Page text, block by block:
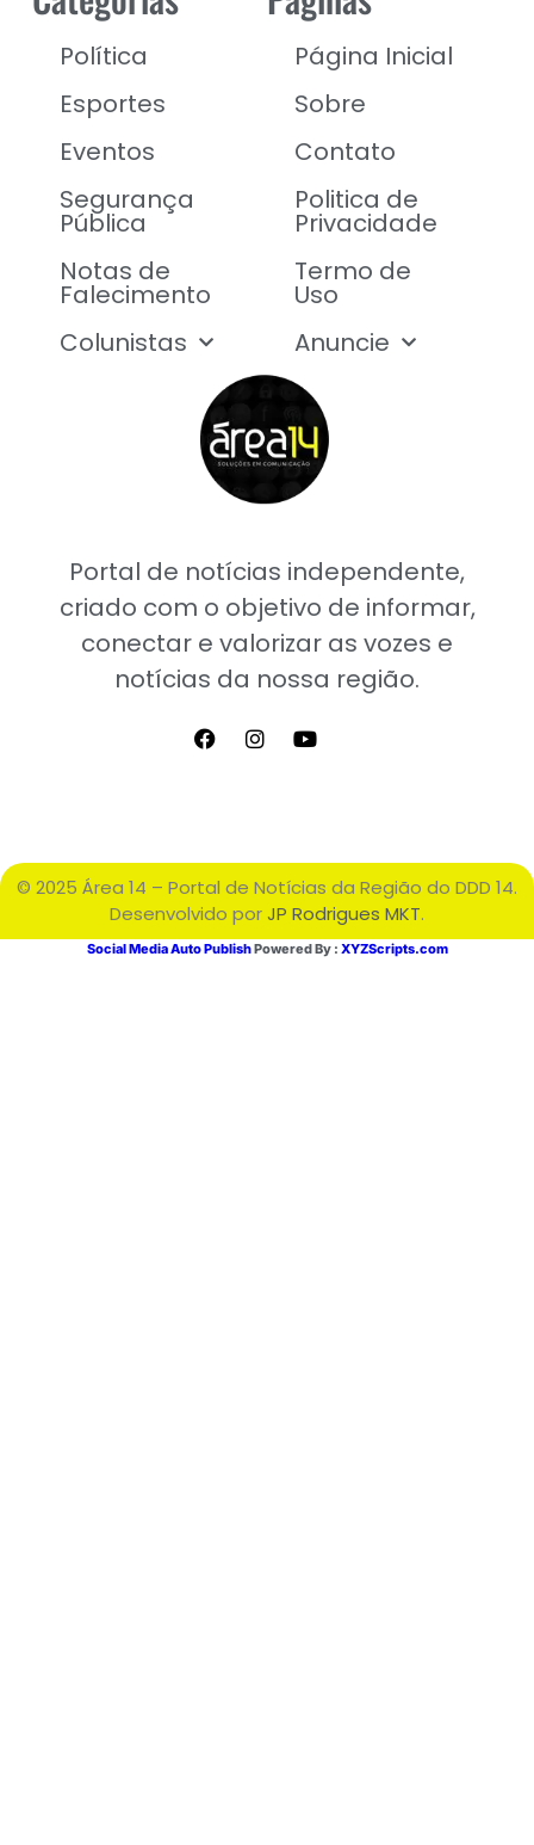
Portal de notícias independente,
criado com o objetivo de informar,
conectar e valorizar as vozes e
notícias da nossa região.
Política
Esportes
Eventos
Segurança
Pública
Notas de
Falecimento
Colunistas
Página Inicial
Sobre
Contato
Politica de
Privacidade
Termo de
Uso
Anuncie
© 2025 Área 14 – Portal de Notícias da Região do DDD 14.
Desenvolvido porJP Rodrigues MKT.
Social Media Auto PublishPowered By : XYZScripts.com